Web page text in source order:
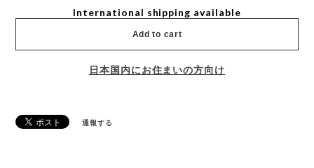
International shipping available
Add to cart
日本国内にお住まいの方向け
通報する